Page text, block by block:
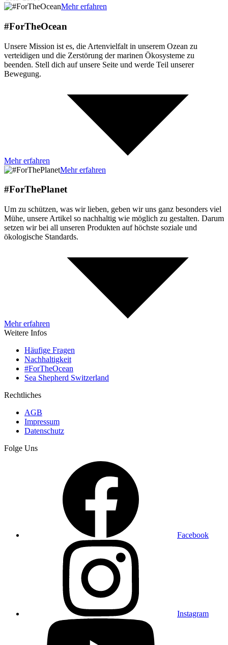
Mehr erfahren
#ForTheOcean
Unsere Mission ist es, die Artenvielfalt in unserem Ozean zu
verteidigen und die Zerstörung der marinen Ökosysteme zu
beenden. Stell dich auf unsere Seite und werde Teil unserer
Bewegung.
Mehr erfahren
Mehr erfahren
#ForThePlanet
Um zu schützen, was wir lieben, geben wir uns ganz besonders viel
Mühe, unsere Artikel so nachhaltig wie möglich zu gestalten. Darum
setzen wir bei all unseren Produkten auf höchste soziale und
ökologische Standards.
Mehr erfahren
Weitere Infos
Häufige Fragen
Nachhaltigkeit
#ForTheOcean
Sea Shepherd Switzerland
Rechtliches
AGB
Impressum
Datenschutz
Folge Uns
Facebook
Instagram